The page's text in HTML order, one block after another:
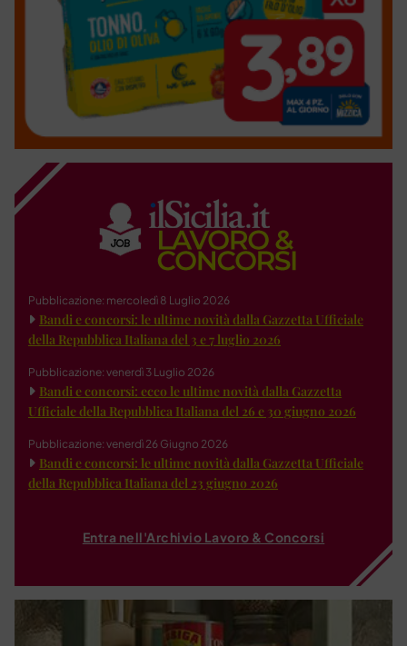
Pubblicazione: mercoledì 8 Luglio 2026
Bandi e concorsi: le ultime novità dalla Gazzetta Ufficiale
della Repubblica Italiana del 3 e 7 luglio 2026
Pubblicazione: venerdì 3 Luglio 2026
Bandi e concorsi: ecco le ultime novità dalla Gazzetta
Ufficiale della Repubblica Italiana del 26 e 30 giugno 2026
Pubblicazione: venerdì 26 Giugno 2026
Bandi e concorsi: le ultime novità dalla Gazzetta Ufficiale
della Repubblica Italiana del 23 giugno 2026
Entra nell'Archivio Lavoro & Concorsi